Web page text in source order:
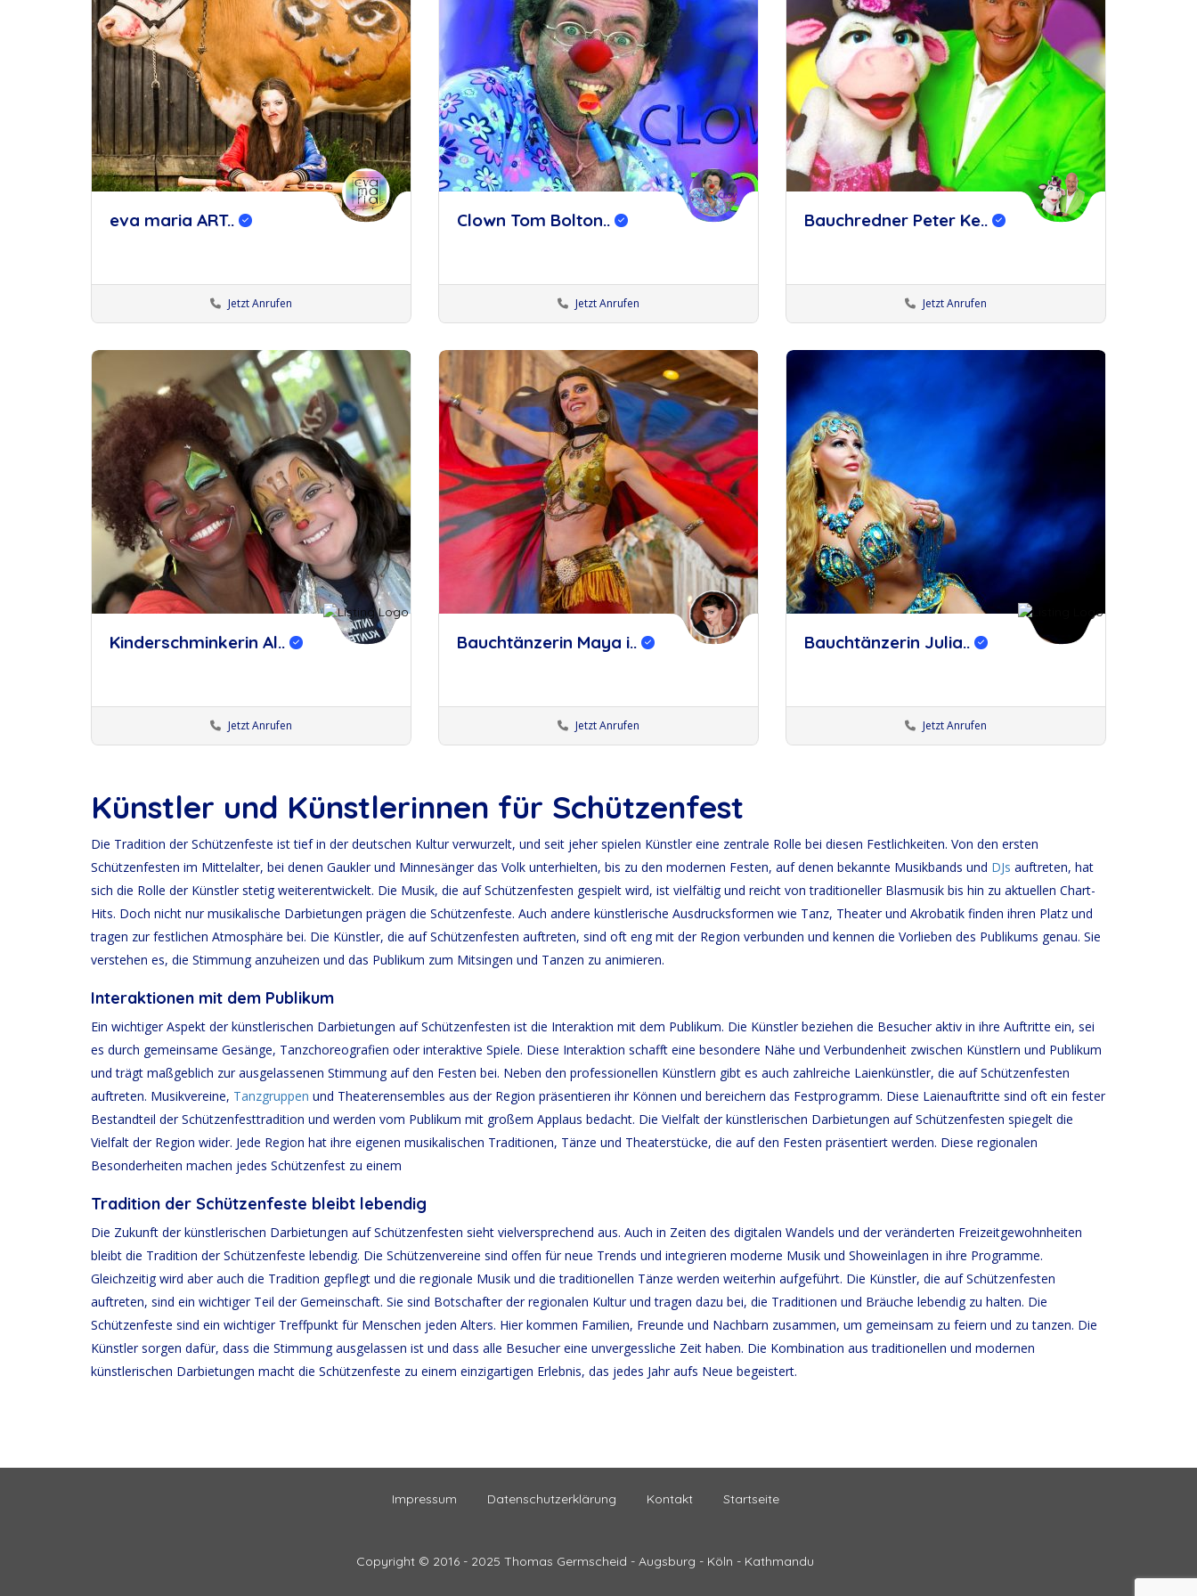
eva maria ART..
Bodypainter:innen Künstler:innen München
Jetzt Anrufen
merken
Clown Tom Bolton..
Jetzt Anrufen
Bauchredner Peter Ke..
Bauchredner:innen
Künstler OlpeKünstler:innen Duisburg
Jetzt Anrufen
merken
Kinderschminkerin Al..
Kinderschminker:innen
Künstler:innen Augsburg
Jetzt Anrufen
merken
Bauchtänzerin Maya i..
Bauchtänzer:innen
Künstler UlmKünstler:innen Augsburg
Jetzt Anrufen
Bauchtänzerin Julia..
Bauchtänzer:innen
Künstler DortmundKünstler:innen Köln
Jetzt Anrufen
Künstler und Künstlerinnen für Schützenfest
Die Tradition der Schützenfeste ist tief in der deutschen Kultur verwurzelt, und seit jeher spielen Künstler eine zentrale Rolle bei diesen Festlichkeiten. Von den ersten
Schützenfesten im Mittelalter, bei denen Gaukler und Minnesänger das Volk unterhielten, bis zu den modernen Festen, auf denen bekannte Musikbands und DJs auftreten, hat
sich die Rolle der Künstler stetig weiterentwickelt. Die Musik, die auf Schützenfesten gespielt wird, ist vielfältig und reicht von traditioneller Blasmusik bis hin zu aktuellen Chart-
Hits. Doch nicht nur musikalische Darbietungen prägen die Schützenfeste. Auch andere künstlerische Ausdrucksformen wie Tanz, Theater und Akrobatik finden ihren Platz und
tragen zur festlichen Atmosphäre bei. Die Künstler, die auf Schützenfesten auftreten, sind oft eng mit der Region verbunden und kennen die Vorlieben des Publikums genau. Sie
verstehen es, die Stimmung anzuheizen und das Publikum zum Mitsingen und Tanzen zu animieren.
Interaktionen mit dem Publikum
Ein wichtiger Aspekt der künstlerischen Darbietungen auf Schützenfesten ist die Interaktion mit dem Publikum. Die Künstler beziehen die Besucher aktiv in ihre Auftritte ein, sei
es durch gemeinsame Gesänge, Tanzchoreografien oder interaktive Spiele. Diese Interaktion schafft eine besondere Nähe und Verbundenheit zwischen Künstlern und Publikum
und trägt maßgeblich zur ausgelassenen Stimmung auf den Festen bei. Neben den professionellen Künstlern gibt es auch zahlreiche Laienkünstler, die auf Schützenfesten
auftreten. Musikvereine, Tanzgruppen und Theaterensembles aus der Region präsentieren ihr Können und bereichern das Festprogramm. Diese Laienauftritte sind oft ein fester
Bestandteil der Schützenfesttradition und werden vom Publikum mit großem Applaus bedacht. Die Vielfalt der künstlerischen Darbietungen auf Schützenfesten spiegelt die
Vielfalt der Region wider. Jede Region hat ihre eigenen musikalischen Traditionen, Tänze und Theaterstücke, die auf den Festen präsentiert werden. Diese regionalen
Besonderheiten machen jedes Schützenfest zu einem
Tradition der Schützenfeste bleibt lebendig
Die Zukunft der künstlerischen Darbietungen auf Schützenfesten sieht vielversprechend aus. Auch in Zeiten des digitalen Wandels und der veränderten Freizeitgewohnheiten
bleibt die Tradition der Schützenfeste lebendig. Die Schützenvereine sind offen für neue Trends und integrieren moderne Musik und Showeinlagen in ihre Programme.
Gleichzeitig wird aber auch die Tradition gepflegt und die regionale Musik und die traditionellen Tänze werden weiterhin aufgeführt. Die Künstler, die auf Schützenfesten
auftreten, sind ein wichtiger Teil der Gemeinschaft. Sie sind Botschafter der regionalen Kultur und tragen dazu bei, die Traditionen und Bräuche lebendig zu halten. Die
Schützenfeste sind ein wichtiger Treffpunkt für Menschen jeden Alters. Hier kommen Familien, Freunde und Nachbarn zusammen, um gemeinsam zu feiern und zu tanzen. Die
Künstler sorgen dafür, dass die Stimmung ausgelassen ist und dass alle Besucher eine unvergessliche Zeit haben. Die Kombination aus traditionellen und modernen
künstlerischen Darbietungen macht die Schützenfeste zu einem einzigartigen Erlebnis, das jedes Jahr aufs Neue begeistert.
Impressum Datenschutzerklärung Kontakt Startseite
Copyright © 2016 - 2025 Thomas Germscheid - Augsburg - Köln - Kathmandu